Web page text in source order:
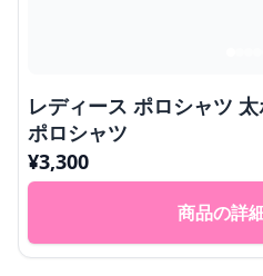
レディース ポロシャツ
ポロシャツ
¥3,300
商品の詳